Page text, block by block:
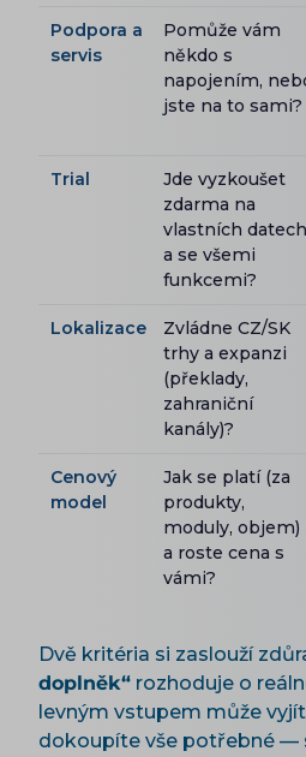
Podpora a
servis
Pomůže vám
někdo s
napojením,
jste na to sami?
Trial
Jde vyzkoušet
zdarma na
vlastních datech
a se všemi
funkcemi?
Lokalizace
Zvládne CZ/SK
trhy a expanzi
(překlady,
zahraniční
kanály)?
Cenový
model
Jak se platí (za
produkty,
moduly, objem)
a roste cena s
vámi?
Dvě kritéria si zaslouží
doplněk“ rozhoduje o
levným vstupem může
dokoupíte vše potřebné —